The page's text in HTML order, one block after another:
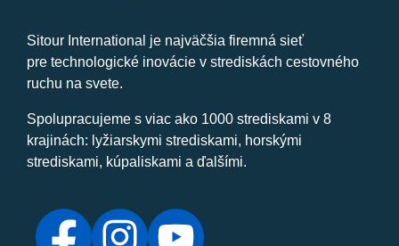
Sitour International je najväčšia firemná sieť
pre technologické inovácie v strediskách cestovného
ruchu na svete.
Spolupracujeme s viac ako 1000 strediskami v 8
krajinách: lyžiarskymi strediskami, horskými
strediskami, kúpaliskami a ďalšími.